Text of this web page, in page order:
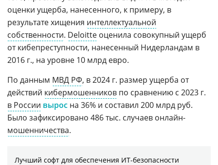
оценки ущерба, нанесенного, к примеру, в
результате хищения интеллектуальной
собственности. Deloitte оценила совокупный ущерб
от кибепреступности, нанесенный Нидерландам в
2016 г., на уровне 10 млрд евро.
По данным МВД РФ, в 2024 г. размер ущерба от
действий кибермошенников по сравнению с 2023 г.
в России вырос на 36% и составил 200 млрд руб.
Было зафиксировано 486 тыс. случаев онлайн-
мошенничества.
Лучший софт для обеспечения ИТ-безопасности